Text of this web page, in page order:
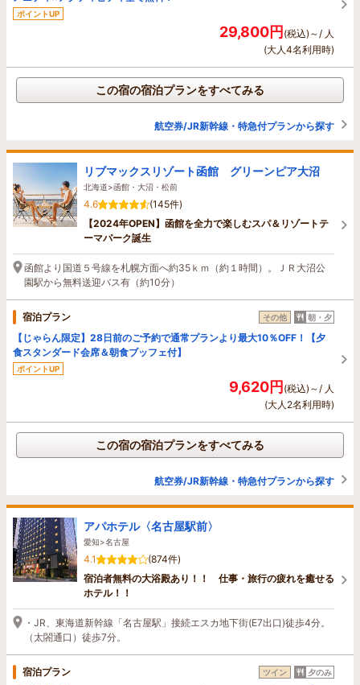
ポイントUP
29,800円(税込)～/ 人
(大人4名利用時)
この宿の宿泊プランをすべてみる
航空券/JR新幹線・特急付プランから探す
リブマックスリゾート函館 グリーンピア大沼
北海道>函館・大沼・松前
4.6
(145件)
【2024年OPEN】函館を全力で楽しむスパ＆リゾートテ
ーマパーク誕生
函館より国道５号線を札幌方面へ約35ｋｍ（約１時間）。ＪＲ大沼公
園駅から無料送迎バス有（約10分）
宿泊プラン その他 朝・夕
【じゃらん限定】28日前のご予約で通常プランより最大10％OFF！【夕
食スタンダード会席＆朝食ブッフェ付】
ポイントUP
9,620円(税込)～/ 人
(大人2名利用時)
この宿の宿泊プランをすべてみる
航空券/JR新幹線・特急付プランから探す
アパホテル〈名古屋駅前〉
愛知>名古屋
4.1
(874件)
宿泊者無料の大浴殿あり！！ 仕事・旅行の疲れを癒せる
ホテル！！
・JR、東海道新幹線「名古屋駅」接続エスカ地下街(E7出口)徒歩4分。
（太閤通口）徒歩7分。
宿泊プラン ツイン 夕のみ